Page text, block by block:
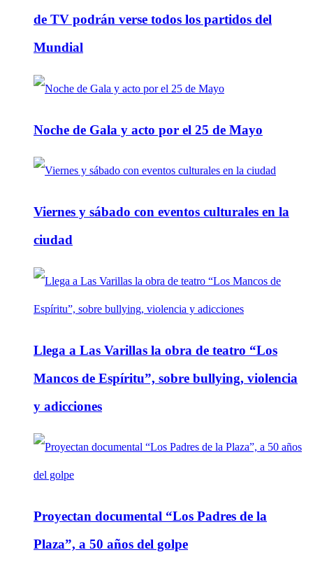
de TV podrán verse todos los partidos del
Mundial
Noche de Gala y acto por el 25 de Mayo
Viernes y sábado con eventos culturales en la
ciudad
Llega a Las Varillas la obra de teatro “Los
Mancos de Espíritu”, sobre bullying, violencia
y adicciones
Proyectan documental “Los Padres de la
Plaza”, a 50 años del golpe